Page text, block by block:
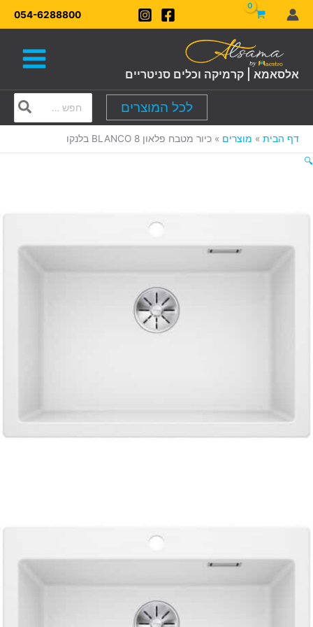
דילוג
לתוכן
054-6288800
אלסאמא | קרמיקה וכלים סניטריים
לכל המוצרים
for:
דף הבית מוצרים
כיור מטבח פלאון 8 BLANCO בלנקו
🔍